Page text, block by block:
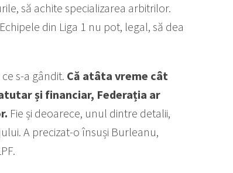
să achite specializarea arbitrilor.
din Liga 1 nu pot, legal, să dea
s-a gândit. Că atâta vreme cât
și financiar, Federația ar
Fie și deoarece, unul dintre detalii,
A precizat-o însuși Burleanu,